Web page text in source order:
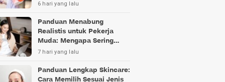
6 hari yang lalu
Panduan Menabung
Realistis untuk Pekerja
Muda: Mengapa Sering
Gagal?
7 hari yang lalu
Panduan Lengkap Skincare:
Cara Memilih Sesuai Jenis